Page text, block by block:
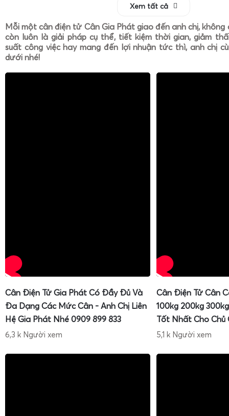
Xem tất cả
Mỗi một cân điện tử Cân Gia Phát giao đến anh chị, không
còn luôn là giải pháp cụ thể, tiết kiệm thời gian, giảm
suất công việc hay mang đến lợi nhuận tức thì, anh chị
dưới nhé!
Cân Điện Tử Gia Phát Có Đầy Đủ Và
Đa Dạng Các Mức Cân - Anh Chị Liên
Hệ Gia Phát Nhé 0909 899 833
6,3 k Người xem
Cân Điện Tử Cân
100kg 200kg
Tốt Nhất Cho Chủ
5,1 k Người xem